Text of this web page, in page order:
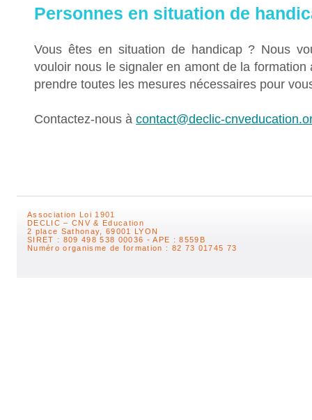
Personnes en situation de
Vous êtes en situation de handicap ? Nous
vouloir nous le signaler en amont de la formation
prendre toutes les mesures nécessaires pour
Contactez-nous à contact@declic-
Association Loi 1901
DECLIC – CNV & Education
2 place Sathonay, 69001 LYON
SIRET : 809 498 538 00036 - APE : 8559B
Numéro organisme de formation : 82 73 01745 73